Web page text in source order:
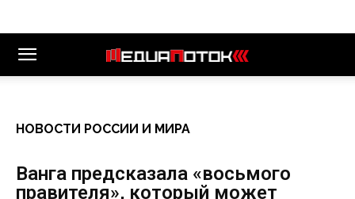
НОВОСТИ РОССИИ И МИРА
Ванга предсказала «восьмого
правителя», который может